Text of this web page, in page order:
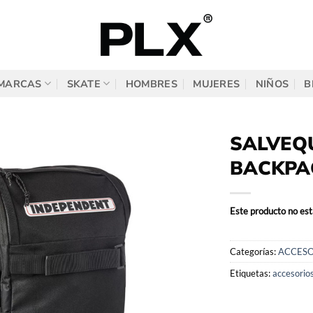
SKATE HOMBRES MUJERES NIÑOS
Este producto no
Categorías:
Etiquetas: